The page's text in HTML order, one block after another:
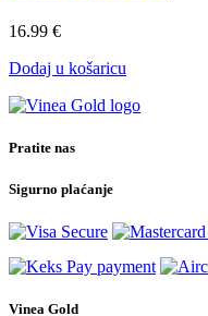
16.99 €
Dodaj u košaricu
Pratite nas
Sigurno plaćanje
Vinea Gold